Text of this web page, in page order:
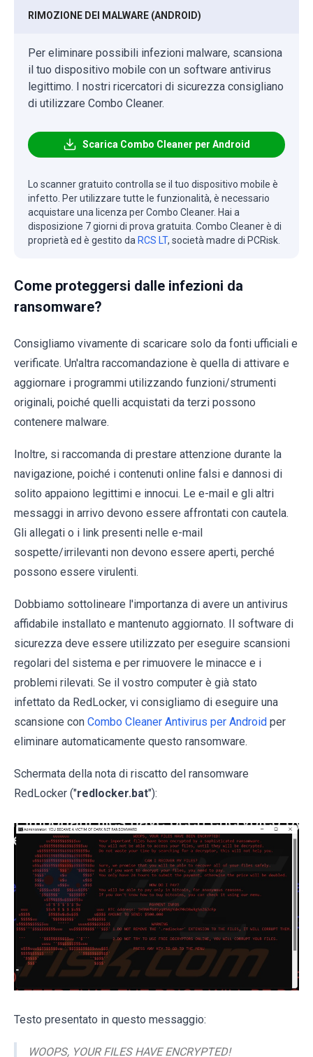
RIMOZIONE DEI MALWARE (ANDROID)
Per eliminare possibili infezioni malware, scansiona
il tuo dispositivo mobile con un software antivirus
legittimo. I nostri ricercatori di sicurezza consigliano
di utilizzare Combo Cleaner.
Scarica Combo Cleaner per Android
Lo scanner gratuito controlla se il tuo dispositivo mobile è
infetto. Per utilizzare tutte le funzionalità, è necessario
acquistare una licenza per Combo Cleaner. Hai a
disposizione 7 giorni di prova gratuita. Combo Cleaner è di
proprietà ed è gestito da RCS LT, società madre di PCRisk.
Come proteggersi dalle infezioni da
ransomware?
Consigliamo vivamente di scaricare solo da fonti ufficiali e
verificate. Un'altra raccomandazione è quella di attivare e
aggiornare i programmi utilizzando funzioni/strumenti
originali, poiché quelli acquistati da terzi possono
contenere malware.
Inoltre, si raccomanda di prestare attenzione durante la
navigazione, poiché i contenuti online falsi e dannosi di
solito appaiono legittimi e innocui. Le e-mail e gli altri
messaggi in arrivo devono essere affrontati con cautela.
Gli allegati o i link presenti nelle e-mail
sospette/irrilevanti non devono essere aperti, perché
possono essere virulenti.
Dobbiamo sottolineare l'importanza di avere un antivirus
affidabile installato e mantenuto aggiornato. Il software di
sicurezza deve essere utilizzato per eseguire scansioni
regolari del sistema e per rimuovere le minacce e i
problemi rilevati. Se il vostro computer è già stato
infettato da RedLocker, vi consigliamo di eseguire una
scansione con Combo Cleaner Antivirus per Android per
eliminare automaticamente questo ransomware.
Schermata della nota di riscatto del ransomware
RedLocker ("redlocker.bat"):
Testo presentato in questo messaggio:
WOOPS, YOUR FILES HAVE ENCRYPTED!